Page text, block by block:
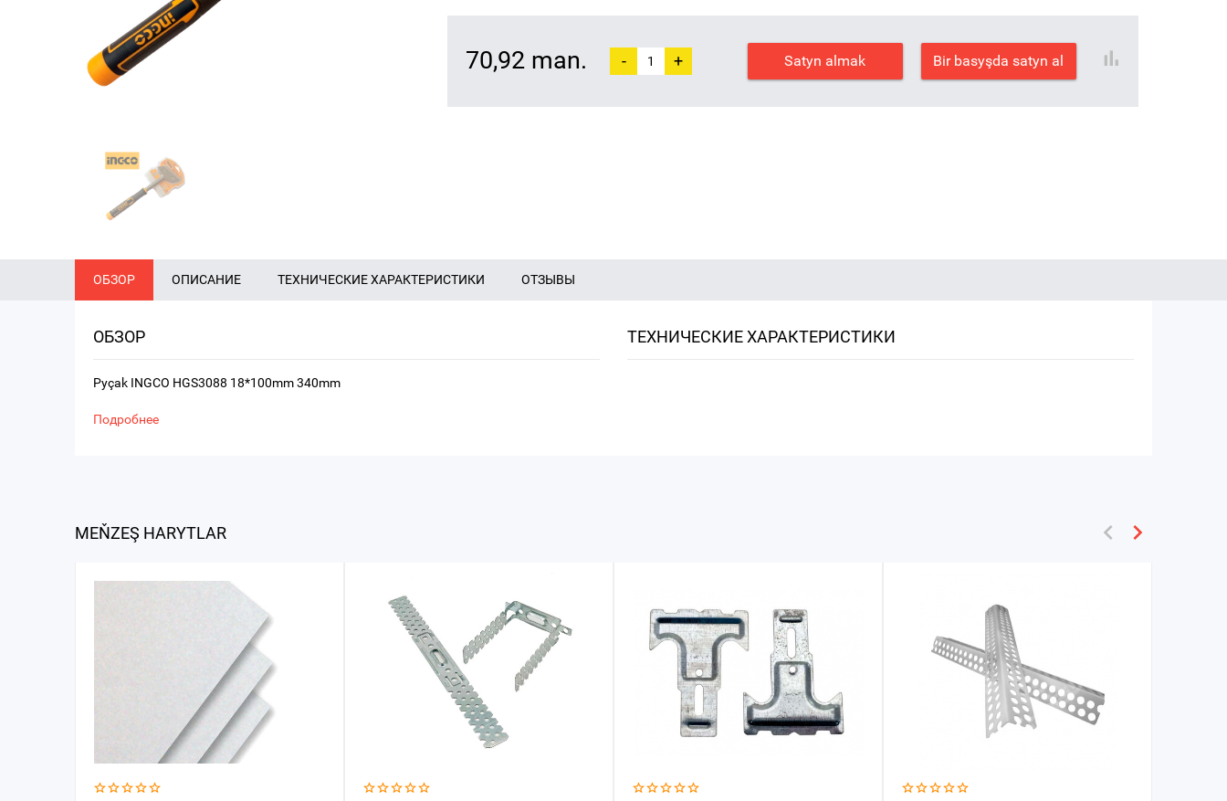
70,92 man. - + Satyn almak Bir basyşda satyn al
ОБЗОР ОПИСАНИЕ ТЕХНИЧЕСКИЕ ХАРАКТЕРИСТИКИ ОТЗЫВЫ
ОБЗОР
Pyçak INGCO HGS3088 18*100mm 340mm
Подробнее
ТЕХНИЧЕСКИЕ ХАРАКТЕРИСТИКИ
MEŇZEŞ HARYTLAR